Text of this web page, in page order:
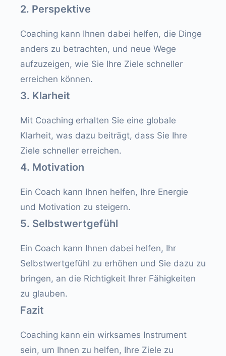
2. Perspektive
Coaching kann Ihnen dabei helfen, die Dinge
anders zu betrachten, und neue Wege
aufzuzeigen, wie Sie Ihre Ziele schneller
erreichen können.
3. Klarheit
Mit Coaching erhalten Sie eine globale
Klarheit, was dazu beiträgt, dass Sie Ihre
Ziele schneller erreichen.
4. Motivation
Ein Coach kann Ihnen helfen, Ihre Energie
und Motivation zu steigern.
5. Selbstwertgefühl
Ein Coach kann Ihnen dabei helfen, Ihr
Selbstwertgefühl zu erhöhen und Sie dazu zu
bringen, an die Richtigkeit Ihrer Fähigkeiten
zu glauben.
Fazit
Coaching kann ein wirksames Instrument
sein, um Ihnen zu helfen, Ihre Ziele zu